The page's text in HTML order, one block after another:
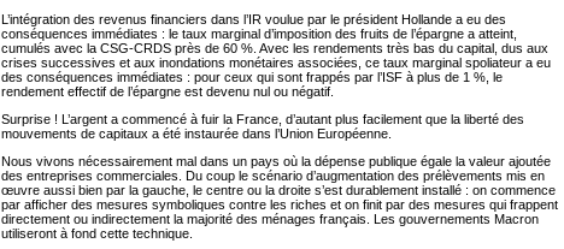
L’intégration des revenus financiers dans l’IR voulue par le président Hollande a eu des
conséquences immédiates : le taux marginal d’imposition des fruits de l’épargne a atteint,
cumulés avec la CSG-CRDS près de 60 %. Avec les rendements très bas du capital, dus aux
crises successives et aux inondations monétaires associées, ce taux marginal spoliateur a eu
des conséquences immédiates : pour ceux qui sont frappés par l’ISF à plus de 1 %, le
rendement effectif de l’épargne est devenu nul ou négatif.
Surprise ! L’argent a commencé à fuir la France, d’autant plus facilement que la liberté des
mouvements de capitaux a été instaurée dans l’Union Européenne.
Nous vivons nécessairement mal dans un pays où la dépense publique égale la valeur ajoutée
des entreprises commerciales. Du coup le scénario d’augmentation des prélèvements mis en
œuvre aussi bien par la gauche, le centre ou la droite s’est durablement installé : on commence
par afficher des mesures symboliques contre les riches et on finit par des mesures qui frappent
directement ou indirectement la majorité des ménages français. Les gouvernements Macron
utiliseront à fond cette technique.